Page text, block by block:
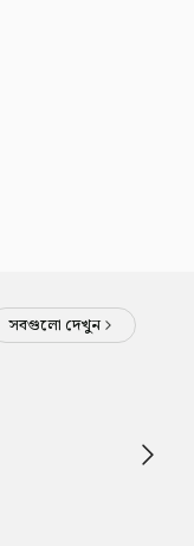
সবগুলো দেখুন